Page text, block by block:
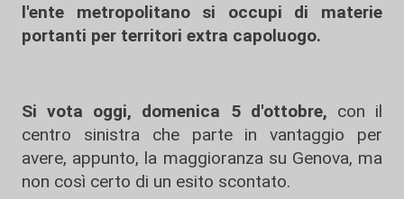
l'ente metropolitano si occupi di materie
portanti per territori extra capoluogo.
Si vota oggi, domenica 5 d'ottobre, con il
centro sinistra che parte in vantaggio per
avere, appunto, la maggioranza su Genova, ma
non così certo di un esito scontato.